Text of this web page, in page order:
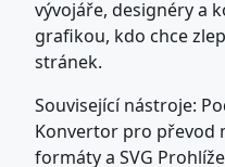
vývojáře, designéry a
grafikou, kdo chce
stránek.
Související nástroje:
Konvertor pro převod
formáty a SVG